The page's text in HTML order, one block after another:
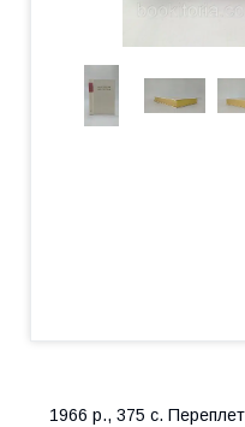
1966 р., 375 с.